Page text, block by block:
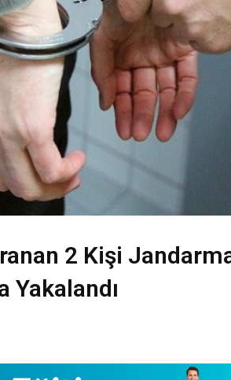
2 Kişi
Yakalandı